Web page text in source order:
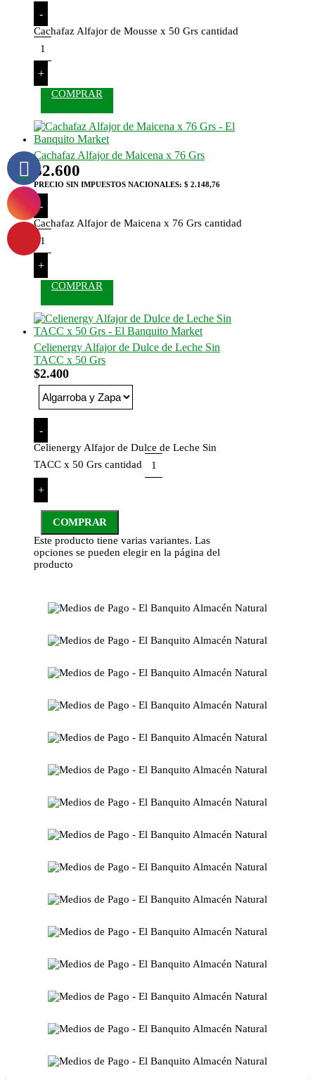
-
Cachafaz Alfajor de Mousse x 50 Grs cantidad
+
COMPRAR
Cachafaz Alfajor de Maicena x 76 Grs
$2.600
PRECIO SIN IMPUESTOS NACIONALES: $ 2.148,76
-
Cachafaz Alfajor de Maicena x 76 Grs cantidad
+
COMPRAR
Celienergy Alfajor de Dulce de Leche Sin
TACC x 50 Grs
$2.400
-
Celienergy Alfajor de Dulce de Leche Sin
TACC x 50 Grs cantidad
+
COMPRAR
Este producto tiene varias variantes. Las
opciones se pueden elegir en la página del
producto